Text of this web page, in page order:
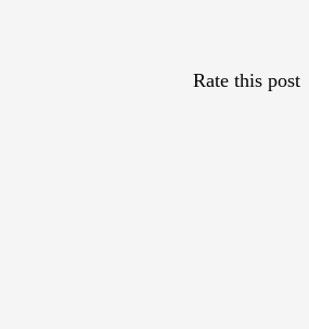
Rate this post